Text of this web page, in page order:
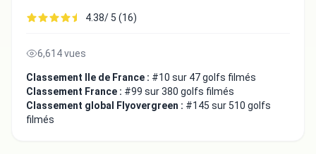
4.38/ 5 (16)
6,614 vues
Classement Ile de France : #10 sur 47 golfs filmés
Classement France : #99 sur 380 golfs filmés
Classement global Flyovergreen : #145 sur 510 golfs
filmés